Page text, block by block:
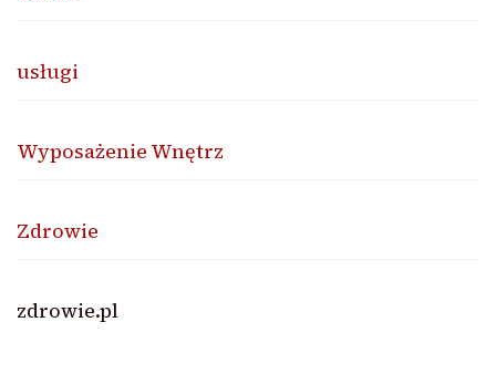
usługi
Wyposażenie Wnętrz
Zdrowie
zdrowie.pl